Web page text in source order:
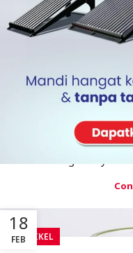
Manfaat Teh
Dibuat dengan
Banyak tanaman
sebagai ekstrak obat
22
ARTIKEL
18
FEB